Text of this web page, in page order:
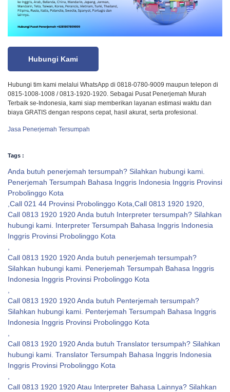
Hubungi Kami
Hubungi tim kami melalui WhatsApp di 0818-0780-9009 maupun telepon di
0815-1008-1008 / 0813-1920-1920. Sebagai Pusat Penerjemah Murah
Terbaik se-Indonesia, kami siap memberikan layanan estimasi waktu dan
biaya GRATIS dengan respons cepat, hasil akurat, serta profesional.
Jasa Penerjemah Tersumpah
Tags :
Anda butuh penerjemah tersumpah? Silahkan hubungi kami.
Penerjemah Tersumpah Bahasa Inggris Indonesia Inggris Provinsi
Probolinggo Kota
,Call 021 44 Provinsi Probolinggo Kota,Call 0813 1920 1920,
Call 0813 1920 1920 Anda butuh Interpreter tersumpah? Silahkan
hubungi kami. Interpreter Tersumpah Bahasa Inggris Indonesia
Inggris Provinsi Probolinggo Kota
,
Call 0813 1920 1920 Anda butuh penerjemah tersumpah?
Silahkan hubungi kami. Penerjemah Tersumpah Bahasa Inggris
Indonesia Inggris Provinsi Probolinggo Kota
,
Call 0813 1920 1920 Anda butuh Penterjemah tersumpah?
Silahkan hubungi kami. Penterjemah Tersumpah Bahasa Inggris
Indonesia Inggris Provinsi Probolinggo Kota
,
Call 0813 1920 1920 Anda butuh Translator tersumpah? Silahkan
hubungi kami. Translator Tersumpah Bahasa Inggris Indonesia
Inggris Provinsi Probolinggo Kota
,
Call 0813 1920 1920 Atau Interpreter Bahasa Lainnya? Silahkan